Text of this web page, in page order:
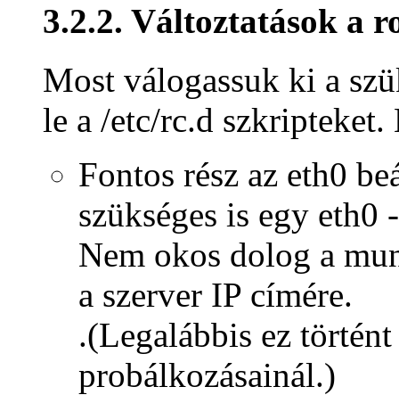
3.2.2. Változtatások a
Most válogassuk ki a
le a /etc/rc.d
Fontos rész az eth0
szükséges is egy eth0
Nem okos dolog a
a szerver IP címére.
.(Legalábbis ez
probálkozásainál.)